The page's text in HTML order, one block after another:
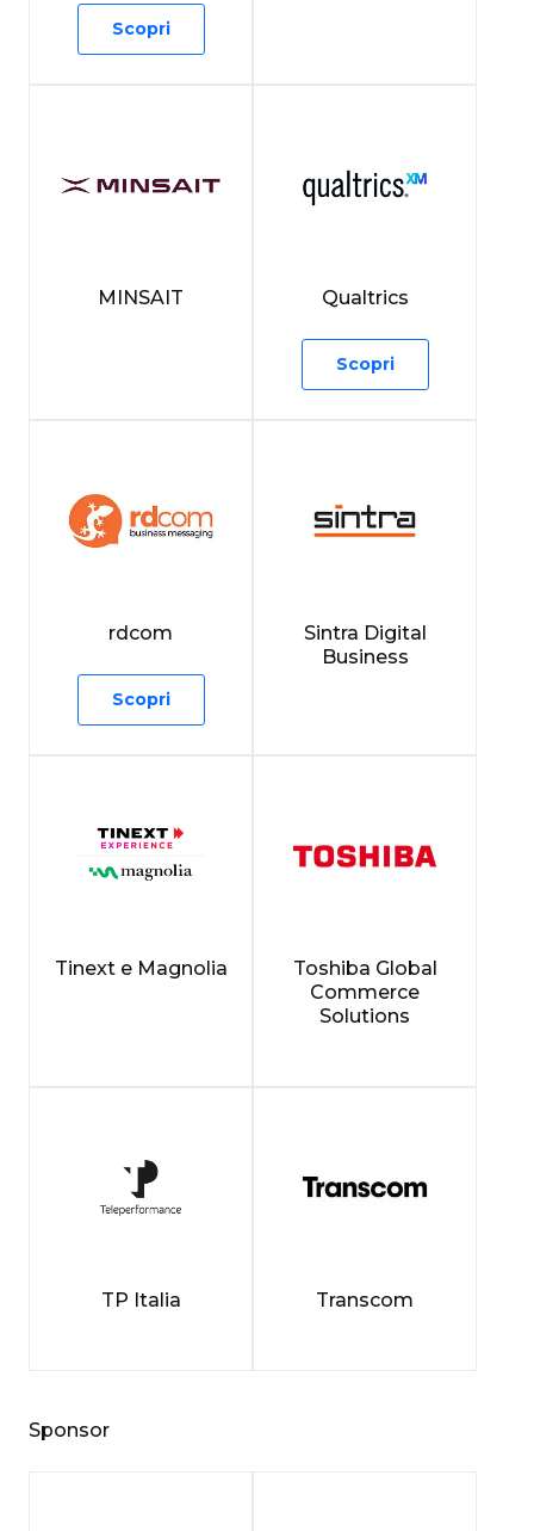
Scopri
MINSAIT Qualtrics
Scopri
rdcom
Scopri
Sintra Digital
Business
Tinext e Magnolia
Toshiba Global
Commerce
Solutions
TP Italia Transcom
Sponsor